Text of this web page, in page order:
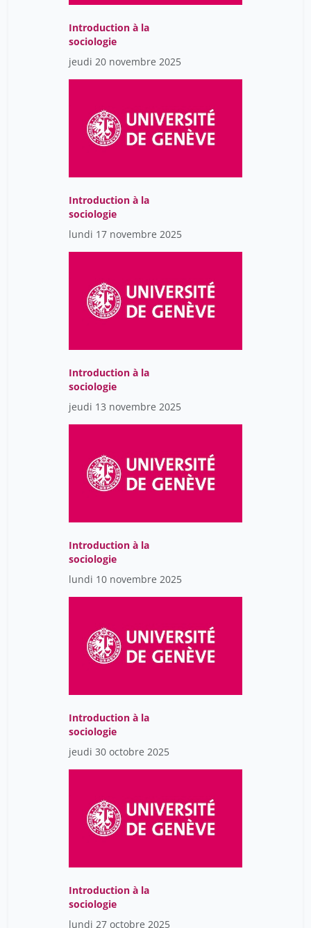
Introduction à la
sociologie
jeudi 20 novembre 2025
Introduction à la
sociologie
lundi 17 novembre 2025
Introduction à la
sociologie
jeudi 13 novembre 2025
Introduction à la
sociologie
lundi 10 novembre 2025
Introduction à la
sociologie
jeudi 30 octobre 2025
Introduction à la
sociologie
lundi 27 octobre 2025